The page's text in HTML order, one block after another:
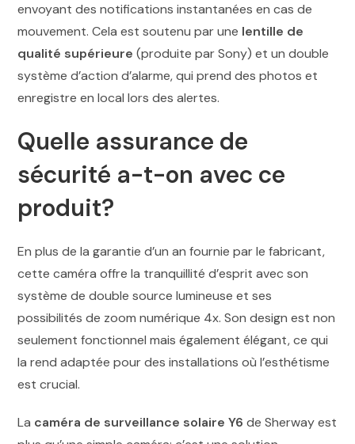
envoyant des notifications instantanées en cas de
mouvement. Cela est soutenu par une lentille de
qualité supérieure (produite par Sony) et un double
système d’action d’alarme, qui prend des photos et
enregistre en local lors des alertes.
Quelle assurance de
sécurité a-t-on avec ce
produit?
En plus de la garantie d’un an fournie par le fabricant,
cette caméra offre la tranquillité d’esprit avec son
système de double source lumineuse et ses
possibilités de zoom numérique 4x. Son design est non
seulement fonctionnel mais également élégant, ce qui
la rend adaptée pour des installations où l’esthétisme
est crucial.
La caméra de surveillance solaire Y6 de Sherway est